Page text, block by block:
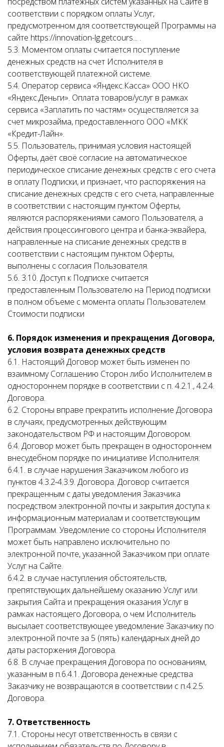
соответствии с порядком оплаты Услуг,
предусмотренном для соответствующей Программы на
сайте https://innovation-lg.getcours... .
5.3. Моментом оплаты считается поступление
денежных средств на счет Исполнителя в
соответствующей платежной системе.
5.4. Оператор сервиса «Яндекс.Касса» ООО НКО
«Яндекс.Деньги». Оплата товаров/услуг в рамках
сервиса «Заплатить по частям» осуществляется за
счет микрозайма, предоставленного ООО «МКК
«Кредит-Лайн».
5.5. Пользователь, принимая условия настоящей
Оферты, даёт своё согласие на автоматическое
периодическое списание денежных средств с его счета
в оплату Подписки, и признает, что распоряжения на
списание денежных средств с его счета, направленные
в соответствии с настоящим пунктом Оферты,
являются распоряжениями самого Пользователя, а
действия процессингового центра и банка-эквайера,
направленные на списание денежных средств в
соответствии с настоящим пунктом Оферты,
выполнены с согласия Пользователя.
5.6. 3.10. Доступ к Подписке считается
предоставленным Пользователю на Период подписки
в полном объеме с момента оплаты Пользователем
Стоимости подписки
6. Порядок изменения и прекращения Договора,
условия возврата денежных средств
6.1. Настоящий Договор может быть изменен по
взаимному Соглашению Сторон либо Исполнителем в
одностороннем порядке в соответствии с п. 4.2.1., 4.2.4.
Договора.
6.2. Стороны вправе прекратить исполнение Договора
в случаях, предусмотренных действующим
законодательством РФ и настоящим Договором.
6.4. Договор может быть прекращен в одностороннем
внесудебном порядке по инициативе Исполнителя:
6.4.1. в случае нарушения Заказчиком любого из
пунктов 4.3.2-4.3.9. Договора. Договор считается
прекращенным с даты уведомления Заказчика
посредством электронной почты и закрытия доступа к
информационным материалам и соответствующим
Программам. Уведомление со стороны Исполнителя
может быть направлено исключительно по
электронной почте, указанной Заказчиком при оплате
Услуг на Сайте.
6.4.2. в случае наступления обстоятельств,
препятствующих дальнейшему оказанию Услуг или
закрытия Сайта и прекращения оказания Услуг в
рамках настоящего Договора, о чем Исполнитель
высылает соответствующее уведомление Заказчику по
электронной почте за 5 (пять) календарных дней до
даты расторжения Договора.
6.8. В случае прекращения Договора по основаниям,
указанным в п.6.4.1. Договора денежные средства
Заказчику не возвращаются в соответствии с п.4.2.5.
Договора.
7. Ответственность
7.1. Стороны несут ответственность в связи с